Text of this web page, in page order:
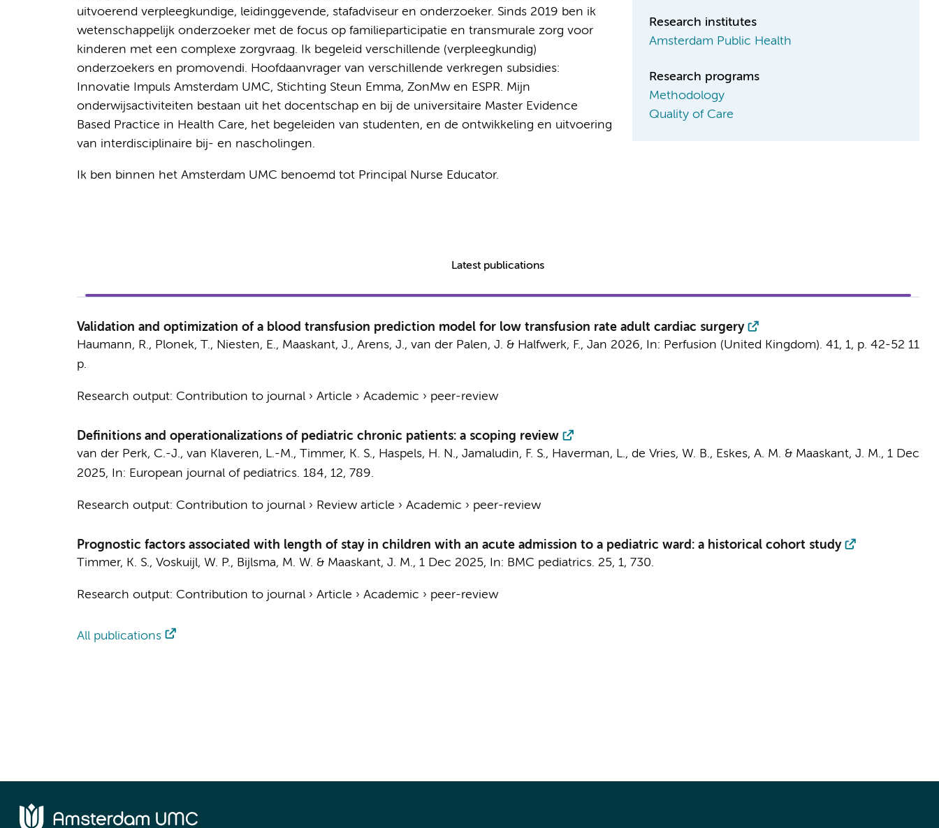
uitvoerend verpleegkundige, leidinggevende, stafadviseur en onderzoeker. Sinds 2019 ben ik
wetenschappelijk onderzoeker met de focus op familieparticipatie en transmurale zorg voor
kinderen met een complexe zorgvraag. Ik begeleid verschillende (verpleegkundig)
onderzoekers en promovendi. Hoofdaanvrager van verschillende verkregen subsidies:
Innovatie Impuls Amsterdam UMC, Stichting Steun Emma, ZonMw en ESPR. Mijn
onderwijsactiviteiten bestaan uit het docentschap en bij de universitaire Master Evidence
Based Practice in Health Care, het begeleiden van studenten, en de ontwikkeling en uitvoering
van interdisciplinaire bij- en nascholingen.
Ik ben binnen het Amsterdam UMC benoemd tot Principal Nurse Educator.
Research institutes
Amsterdam Public Health
Research programs
Methodology
Quality of Care
Latest publications
Validation and optimization of a blood transfusion prediction model for low transfusion rate adult cardiac surgery
Haumann, R., Plonek, T., Niesten, E., Maaskant, J., Arens, J., van der Palen, J. & Halfwerk, F., Jan 2026, In: Perfusion (United Kingdom). 41, 1, p. 42-52 11
p.
Research output: Contribution to journal› Article › Academic › peer-review
Definitions and operationalizations of pediatric chronic patients: a scoping review
van der Perk, C.-J., van Klaveren, L.-M., Timmer, K. S., Haspels, H. N., Jamaludin, F. S., Haverman, L., de Vries, W. B., Eskes, A. M. & Maaskant, J. M., 1 Dec
2025, In: European journal of pediatrics. 184, 12, 789.
Research output: Contribution to journal› Review article › Academic › peer-review
Prognostic factors associated with length of stay in children with an acute admission to a pediatric ward: a historical cohort study
Timmer, K. S., Voskuijl, W. P., Bijlsma, M. W. & Maaskant, J. M., 1 Dec 2025, In: BMC pediatrics. 25, 1, 730.
Research output: Contribution to journal› Article › Academic › peer-review
All publications